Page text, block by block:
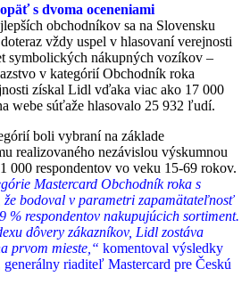
s dvoma oceneniami
obchodníkov sa na Slovensku
vždy uspel v hlasovaní verejnosti
symbolických nákupných vozíkov –
v kategórií Obchodník roka
získal Lidl vďaka viac ako 17 000
webe súťaže hlasovalo 25 932 ľudí.
boli vybraní na základe
realizovaného nezávislou výskumnou
000 respondentov vo veku 15-69 rokov.
Mastercard Obchodník roka s
bodoval v parametri zapamätateľnosť
% respondentov nakupujúcich sortiment.
dôvery zákazníkov, Lidl zostáva
prvom mieste,“ komentoval výsledky
generálny riaditeľ Mastercard pre Českú